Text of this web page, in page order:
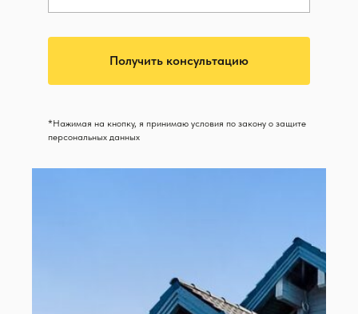
Получить консультацию
*Нажимая на кнопку, я принимаю условия по закону о защите
персональных данных